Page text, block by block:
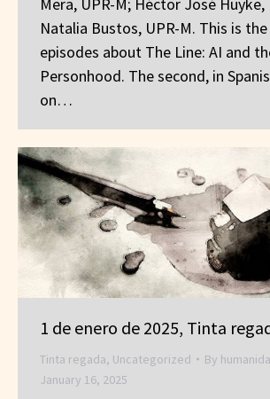
Mera, UPR-M; Héctor José Huyke,
Natalia Bustos, UPR-M. This is
episodes about The Line: AI and
Personhood. The second, in
on…
1 de enero de 2025, Tinta
Tinta regada, Uncategorized By
January 16, 2025